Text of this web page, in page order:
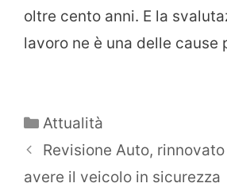
oltre cento anni. E la
lavoro ne è una delle cause
Categorie
Attualità
Revisione Auto,
avere il veicolo in sicurezza